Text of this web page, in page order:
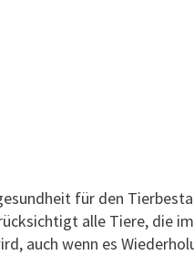
für den
alle Tiere, die
auch wenn es